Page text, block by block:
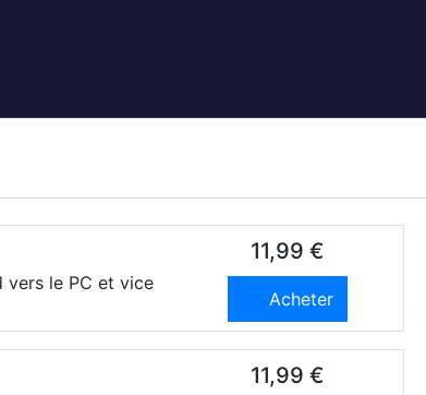
vers le PC et vice
11,99 €
Acheter
11,99 €